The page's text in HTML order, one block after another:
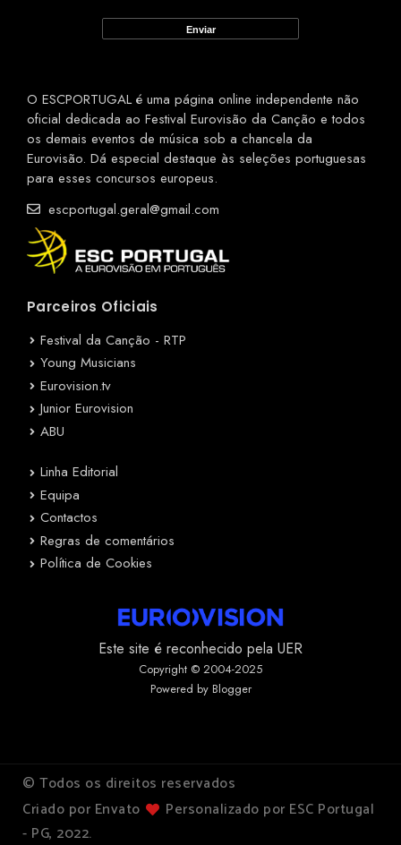
O ESCPORTUGAL é uma página online independente não
oficial dedicada ao Festival Eurovisão da Canção e todos
os demais eventos de música sob a chancela da
Eurovisão. Dá especial destaque às seleções portuguesas
para esses concursos europeus.
escportugal.geral@gmail.com
Parceiros Oficiais
Festival da Canção - RTP
Young Musicians
Eurovision.tv
Junior Eurovision
ABU
Linha Editorial
Equipa
Contactos
Regras de comentários
Política de Cookies
Este site é reconhecido pela UER
Copyright © 2004-2025
Powered by Blogger
© Todos os direitos reservados
Criado por Envato
Personalizado por ESC Portugal
- PG, 2022.